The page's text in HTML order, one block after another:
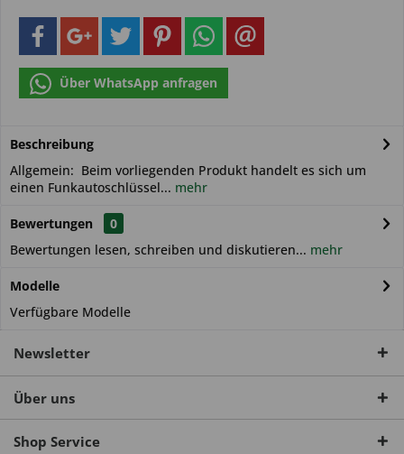
Über WhatsApp anfragen
Beschreibung
Allgemein: Beim vorliegenden Produkt handelt es sich um
einen Funkautoschlüssel... mehr
Bewertungen
0
Bewertungen lesen, schreiben und diskutieren... mehr
Modelle
Verfügbare Modelle
Newsletter
Über uns
Shop Service